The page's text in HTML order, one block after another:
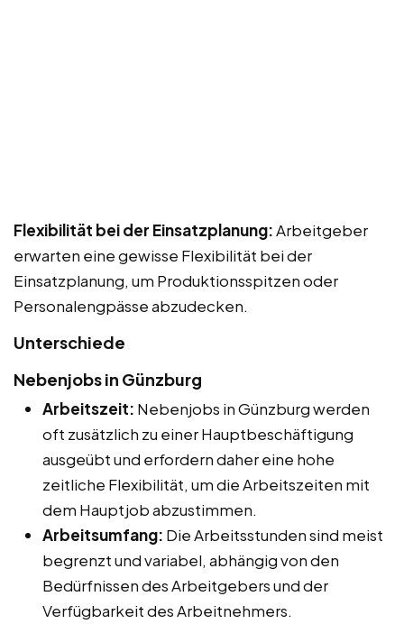
Flexibilität bei der Einsatzplanung:Arbeitgeber
erwarten eine gewisse Flexibilität bei der
Einsatzplanung, um Produktionsspitzen oder
Personalengpässe abzudecken.
Unterschiede
Nebenjobs in Günzburg
Arbeitszeit: Nebenjobs in Günzburg werden
oft zusätzlich zu einer Hauptbeschäftigung
ausgeübt und erfordern daher eine hohe
zeitliche Flexibilität, um die Arbeitszeiten mit
dem Hauptjob abzustimmen.
Arbeitsumfang: Die Arbeitsstunden sind meist
begrenzt und variabel, abhängig von den
Bedürfnissen des Arbeitgebers und der
Verfügbarkeit des Arbeitnehmers.